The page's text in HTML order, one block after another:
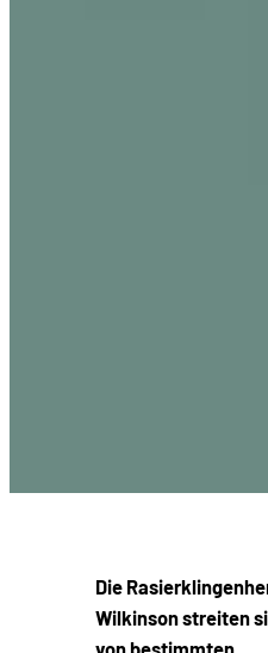
Die
Wilkinson streiten